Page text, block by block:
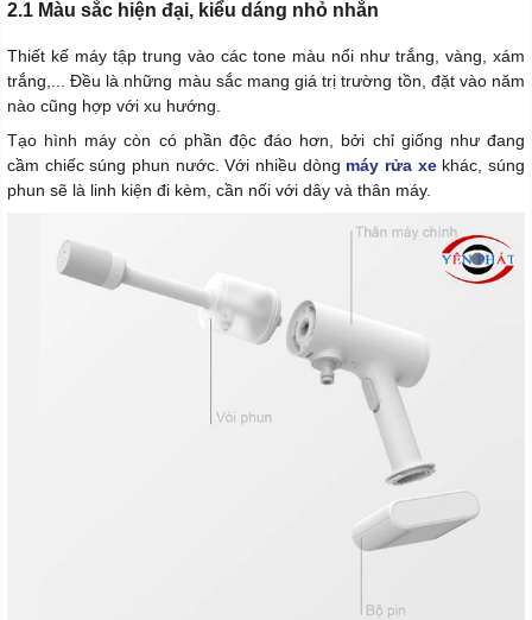
2.1 Màu sắc hiện đại, kiểu dáng nhỏ nhắn
Thiết kế máy tập trung vào các tone màu nổi như trắng, vàng, xám
trắng,... Đều là những màu sắc mang giá trị trường tồn, đặt vào năm
nào cũng hợp với xu hướng.
Tạo hình máy còn có phần độc đáo hơn, bởi chỉ giống như đang
cầm chiếc súng phun nước. Với nhiều dòng máy rửa xekhác, súng
phun sẽ là linh kiện đi kèm, cần nối với dây và thân máy.